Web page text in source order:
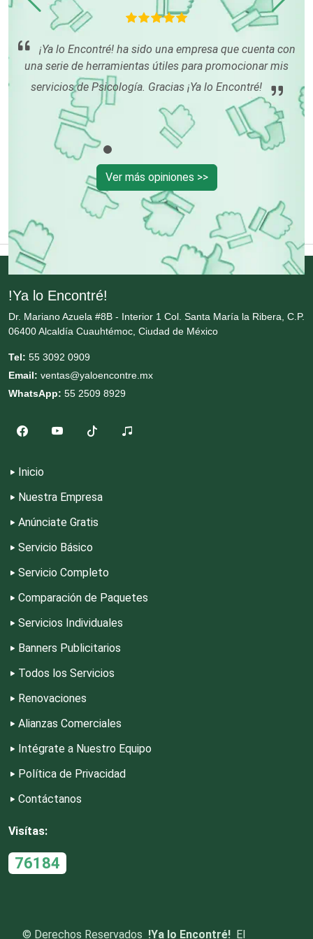
Conferencias Empresariales
Construcciones en General
Contadores
Control de Plagas
Conversiones Automotrices
Cortinas, Persianas y Alfombras
Cristalerías
Cromadoras
Dentistas
Deportes
Depósitos Dentales
Dermatólogos
Dulcerías
Edecanes
¡Ya lo Encontré! ha sido una empresa que cuenta con
una serie de herramientas útiles para promocionar mis
servicios de Psicología. Gracias ¡Ya lo Encontré!
Ver más opiniones >>
!Ya lo Encontré!
Dr. Mariano Azuela #8B - Interior 1 Col. Santa María la Ribera, C.P.
06400 Alcaldía Cuauhtémoc, Ciudad de México
Tel: 55 3092 0909
Email: ventas@yaloencontre.mx
WhatsApp: 55 2509 8929
Inicio
Nuestra Empresa
Anúnciate Gratis
Servicio Básico
Servicio Completo
Comparación de Paquetes
Servicios Individuales
Banners Publicitarios
Todos los Servicios
Renovaciones
Alianzas Comerciales
Intégrate a Nuestro Equipo
Política de Privacidad
Contáctanos
Visítas:
76184
© Derechos Reservados !Ya lo Encontré! El